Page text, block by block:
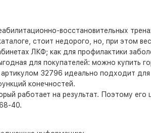
восстановительных
стоит недорого, но, при этом
ЛКФ; как для профилактики
для покупателей: можно купить
32796 идеально подходит
конечностей.
работает на результат. Поэтому
40.